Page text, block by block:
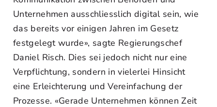
Unternehmen ausschliesslich digital sein, wie
das bereits vor einigen Jahren im Gesetz
festgelegt wurde», sagte Regierungschef
Daniel Risch. Dies sei jedoch nicht nur eine
Verpflichtung, sondern in vielerlei Hinsicht
eine Erleichterung und Vereinfachung der
Prozesse. «Gerade Unternehmen können Zeit